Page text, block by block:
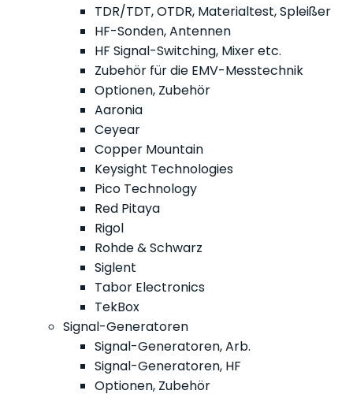
TDR/TDT, OTDR, Materialtest, Spleißer
HF-Sonden, Antennen
HF Signal-Switching, Mixer etc.
Zubehör für die EMV-Messtechnik
Optionen, Zubehör
Aaronia
Ceyear
Copper Mountain
Keysight Technologies
Pico Technology
Red Pitaya
Rigol
Rohde & Schwarz
Siglent
Tabor Electronics
TekBox
Signal-Generatoren
Signal-Generatoren, Arb.
Signal-Generatoren, HF
Optionen, Zubehör